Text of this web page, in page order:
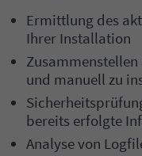
Ermittlung des
Ihrer Installation
und manuell zu
bereits erfolgte
Analyse von